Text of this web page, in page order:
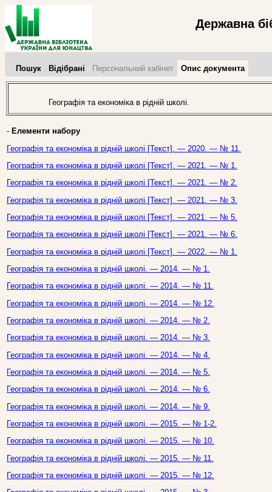
Державна
Пошук Відібрані Персональний кабінет Опис документа
Географія та економіка в рідній школі.
- Елементи набору
Географія та економіка в рідній школі [Текст]. — 2020. — № 11.
Географія та економіка в рідній школі [Текст]. — 2021. — № 1.
Географія та економіка в рідній школі [Текст]. — 2021. — № 2.
Географія та економіка в рідній школі [Текст]. — 2021. — № 3.
Географія та економіка в рідній школі [Текст]. — 2021. — № 5.
Географія та економіка в рідній школі [Текст]. — 2021. — № 6.
Географія та економіка в рідній школі [Текст]. — 2022. — № 1.
Географія та економіка в рідній школі. — 2014. — № 1.
Географія та економіка в рідній школі. — 2014. — № 11.
Географія та економіка в рідній школі. — 2014. — № 12.
Географія та економіка в рідній школі. — 2014. — № 2.
Географія та економіка в рідній школі. — 2014. — № 3.
Географія та економіка в рідній школі. — 2014. — № 4.
Географія та економіка в рідній школі. — 2014. — № 5.
Географія та економіка в рідній школі. — 2014. — № 6.
Географія та економіка в рідній школі. — 2014. — № 9.
Географія та економіка в рідній школі. — 2015. — № 1-2.
Географія та економіка в рідній школі. — 2015. — № 10.
Географія та економіка в рідній школі. — 2015. — № 11.
Географія та економіка в рідній школі. — 2015. — № 12.